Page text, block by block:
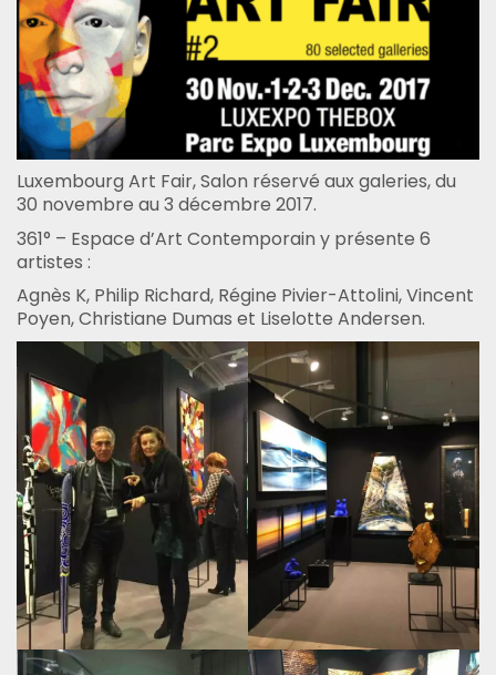
Luxembourg Art Fair, Salon réservé aux galeries, du
30 novembre au 3 décembre 2017.
361° – Espace d’Art Contemporain y présente 6
artistes :
Agnès K, Philip Richard, Régine Pivier-Attolini, Vincent
Poyen, Christiane Dumas et Liselotte Andersen.